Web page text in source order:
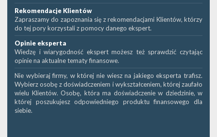
Rekomendacje Klientów
Zapraszamy do zapoznania się z rekomendacjami Klientów, którzy
do tej pory korzystali z pomocy danego ekspert.
Opinie eksperta
Wiedzę i wiarygodność ekspert możesz też sprawdzić czytając
opinie na aktualne tematy finansowe.
Nie wybieraj firmy, w której nie wiesz na jakiego eksperta trafisz.
Wybierz osobę z doświadczeniem i wykształceniem, której zaufało
wielu Klientów. Osobę, która ma doświadczenie w dziedzinie, w
której poszukujesz odpowiedniego produktu finansowego dla
siebie.